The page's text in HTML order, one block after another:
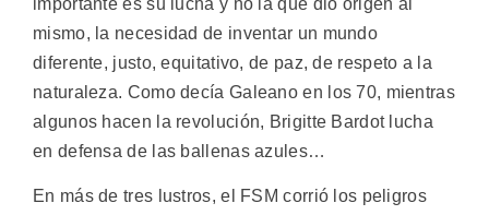
mismo, la necesidad de inventar un mundo
diferente, justo, equitativo, de paz, de respeto a la
naturaleza. Como decía Galeano en los 70, mientras
algunos hacen la revolución, Brigitte Bardot lucha
en defensa de las ballenas azules…
En más de tres lustros, el FSM corrió los peligros